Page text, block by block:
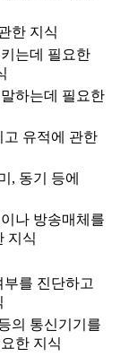
한 지식
는데 필요한
하는데 필요한
고 유적에 관한
, 동기 등에
나 방송매체를
지식
를 진단하고
의 통신기기를
한 지식